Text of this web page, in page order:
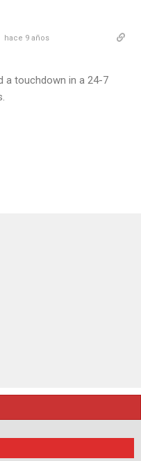
hace 9 años
a touchdown in a 24-7